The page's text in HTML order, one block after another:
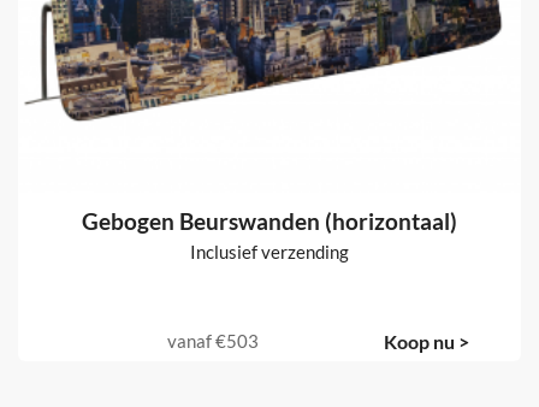
Gebogen Beurswanden (horizontaal)
Inclusief verzending
vanaf€503 Koop nu >